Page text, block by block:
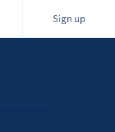
Sign up